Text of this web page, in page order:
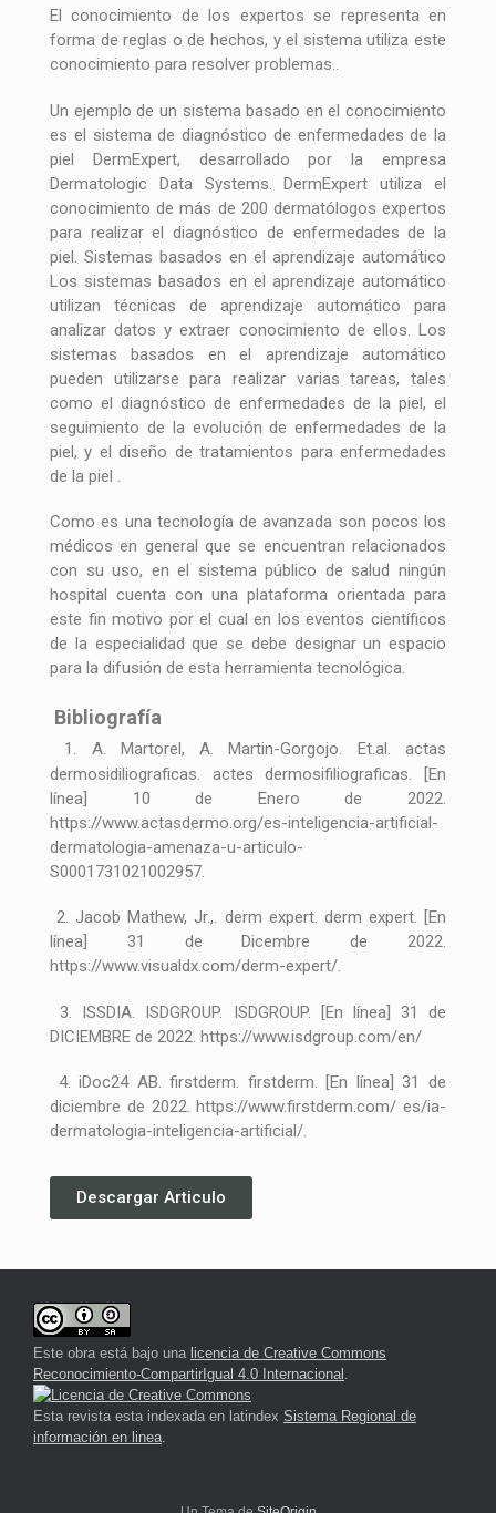
El conocimiento de los expertos se representa en
forma de reglas o de hechos, y el sistema utiliza este
conocimiento para resolver problemas..
Un ejemplo de un sistema basado en el conocimiento
es el sistema de diagnóstico de enfermedades de la
piel DermExpert, desarrollado por la empresa
Dermatologic Data Systems. DermExpert utiliza el
conocimiento de más de 200 dermatólogos expertos
para realizar el diagnóstico de enfermedades de la
piel. Sistemas basados en el aprendizaje automático
Los sistemas basados en el aprendizaje automático
utilizan técnicas de aprendizaje automático para
analizar datos y extraer conocimiento de ellos. Los
sistemas basados en el aprendizaje automático
pueden utilizarse para realizar varias tareas, tales
como el diagnóstico de enfermedades de la piel, el
seguimiento de la evolución de enfermedades de la
piel, y el diseño de tratamientos para enfermedades
de la piel .
Como es una tecnología de avanzada son pocos los
médicos en general que se encuentran relacionados
con su uso, en el sistema público de salud ningún
hospital cuenta con una plataforma orientada para
este fin motivo por el cual en los eventos científicos
de la especialidad que se debe designar un espacio
para la difusión de esta herramienta tecnológica.
Bibliografía
1. A. Martorel, A. Martin-Gorgojo. Et.al. actas
dermosidiliograficas. actes dermosifiliograficas. [En
línea] 10 de Enero de 2022.
https://www.actasdermo.org/es-inteligencia-artificial-
dermatologia-amenaza-u-articulo-
S0001731021002957.
2. Jacob Mathew, Jr.,. derm expert. derm expert. [En
línea] 31 de Dicembre de 2022.
https://www.visualdx.com/derm-expert/.
3. ISSDIA. ISDGROUP. ISDGROUP. [En línea] 31 de
DICIEMBRE de 2022. https://www.isdgroup.com/en/
4. iDoc24 AB. firstderm. firstderm. [En línea] 31 de
diciembre de 2022. https://www.firstderm.com/ es/ia-
dermatologia-inteligencia-artificial/.
Descargar Articulo
Este obra está bajo una licencia de Creative Commons
Reconocimiento-CompartirIgual 4.0 Internacional
Esta revista esta indexada en latindex Sistema Regional de
información en linea